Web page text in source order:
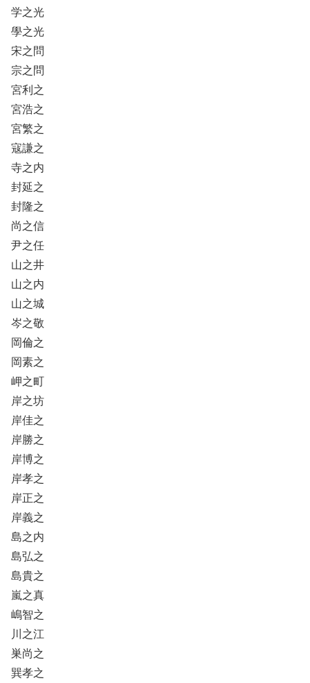
学之光
學之光
宋之問
宗之問
宮利之
宮浩之
宮繁之
寇謙之
寺之内
封延之
封隆之
尚之信
尹之任
山之井
山之内
山之城
岑之敬
岡倫之
岡素之
岬之町
岸之坊
岸佳之
岸勝之
岸博之
岸孝之
岸正之
岸義之
島之内
島弘之
島貴之
嵐之真
嶋智之
川之江
巣尚之
巽孝之